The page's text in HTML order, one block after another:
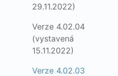
29.11.2022)
Verze 4.02.04
(vystavená
15.11.2022)
Verze 4.02.03